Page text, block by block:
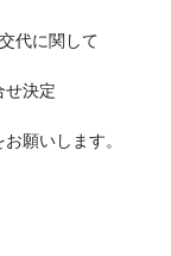
代に関して
せ決定
願いします。